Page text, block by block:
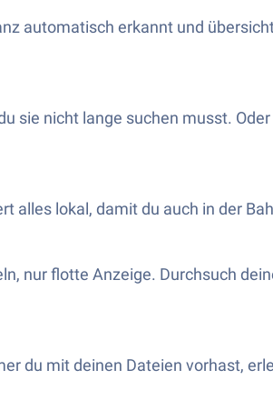
automatisch erkannt und
sie nicht lange suchen musst.
alles lokal, damit du auch in der
nur flotte Anzeige. Durchsuch
du mit deinen Dateien vorhast,